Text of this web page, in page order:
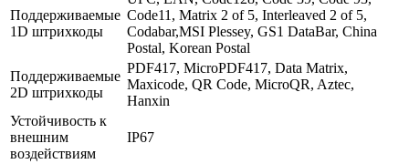
Поддерживаемые
1D штрихкоды
Code11, Matrix 2 of 5, Interleaved 2 of 5,
Codabar,MSI Plessey, GS1 DataBar, China
Postal, Korean Postal
Поддерживаемые
2D штрихкоды
PDF417, MicroPDF417, Data Matrix,
Maxicode, QR Code, MicroQR, Aztec,
Hanxin
Устойчивость к
внешним
воздействиям
IP67